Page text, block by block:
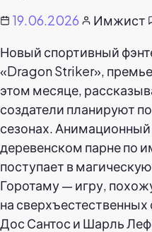
19.06.2026 Имжист
Новый спортивный
«Dragon Striker»,
этом месяце,
создатели планируют
сезонах. Анимационный
деревенском парне по
поступает в
Горотаму — игру,
на
Дос Сантос и Шарль